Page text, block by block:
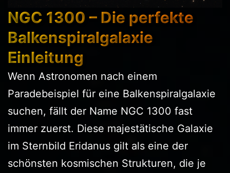
NGC 1300 – Die perfekte
Balkenspiralgalaxie
Einleitung
Wenn Astronomen nach einem
Paradebeispiel für eine Balkenspiralgalaxie
suchen, fällt der Name NGC 1300 fast
immer zuerst. Diese majestätische Galaxie
im Sternbild Eridanus gilt als eine der
schönsten kosmischen Strukturen, die je